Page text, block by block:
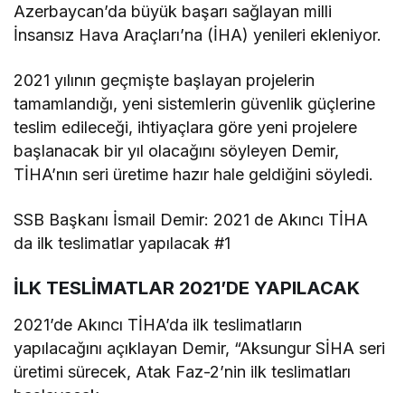
Azerbaycan’da büyük başarı sağlayan milli
İnsansız Hava Araçları’na (İHA) yenileri ekleniyor.
2021 yılının geçmişte başlayan projelerin
tamamlandığı, yeni sistemlerin güvenlik güçlerine
teslim edileceği, ihtiyaçlara göre yeni projelere
başlanacak bir yıl olacağını söyleyen Demir,
TİHA’nın seri üretime hazır hale geldiğini söyledi.
SSB Başkanı İsmail Demir: 2021 de Akıncı TİHA
da ilk teslimatlar yapılacak #1
İLK TESLİMATLAR 2021’DE YAPILACAK
2021’de Akıncı TİHA’da ilk teslimatların
yapılacağını açıklayan Demir, “Aksungur SİHA seri
üretimi sürecek, Atak Faz-2’nin ilk teslimatları